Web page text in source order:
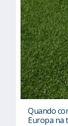
Quando
Europa na